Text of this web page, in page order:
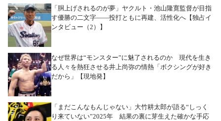
「胴上げされるのが夢」ヤクルト・池山隆寛監督が目指
す優勝の二文字――投打ともに再建、活性化へ【独占イ
ンタビュー（2）】
なぜ世界は“モンスター”に魅了されるのか 現代を生き
る人々を熱狂させる井上尚弥の情熱「ボクシングが好き
だから」【現地発】
「まだこんなもんじゃない」大竹耕太郎が語る“しっく
り来ていない”2025年 結果の裏に芽生えた確かな手応